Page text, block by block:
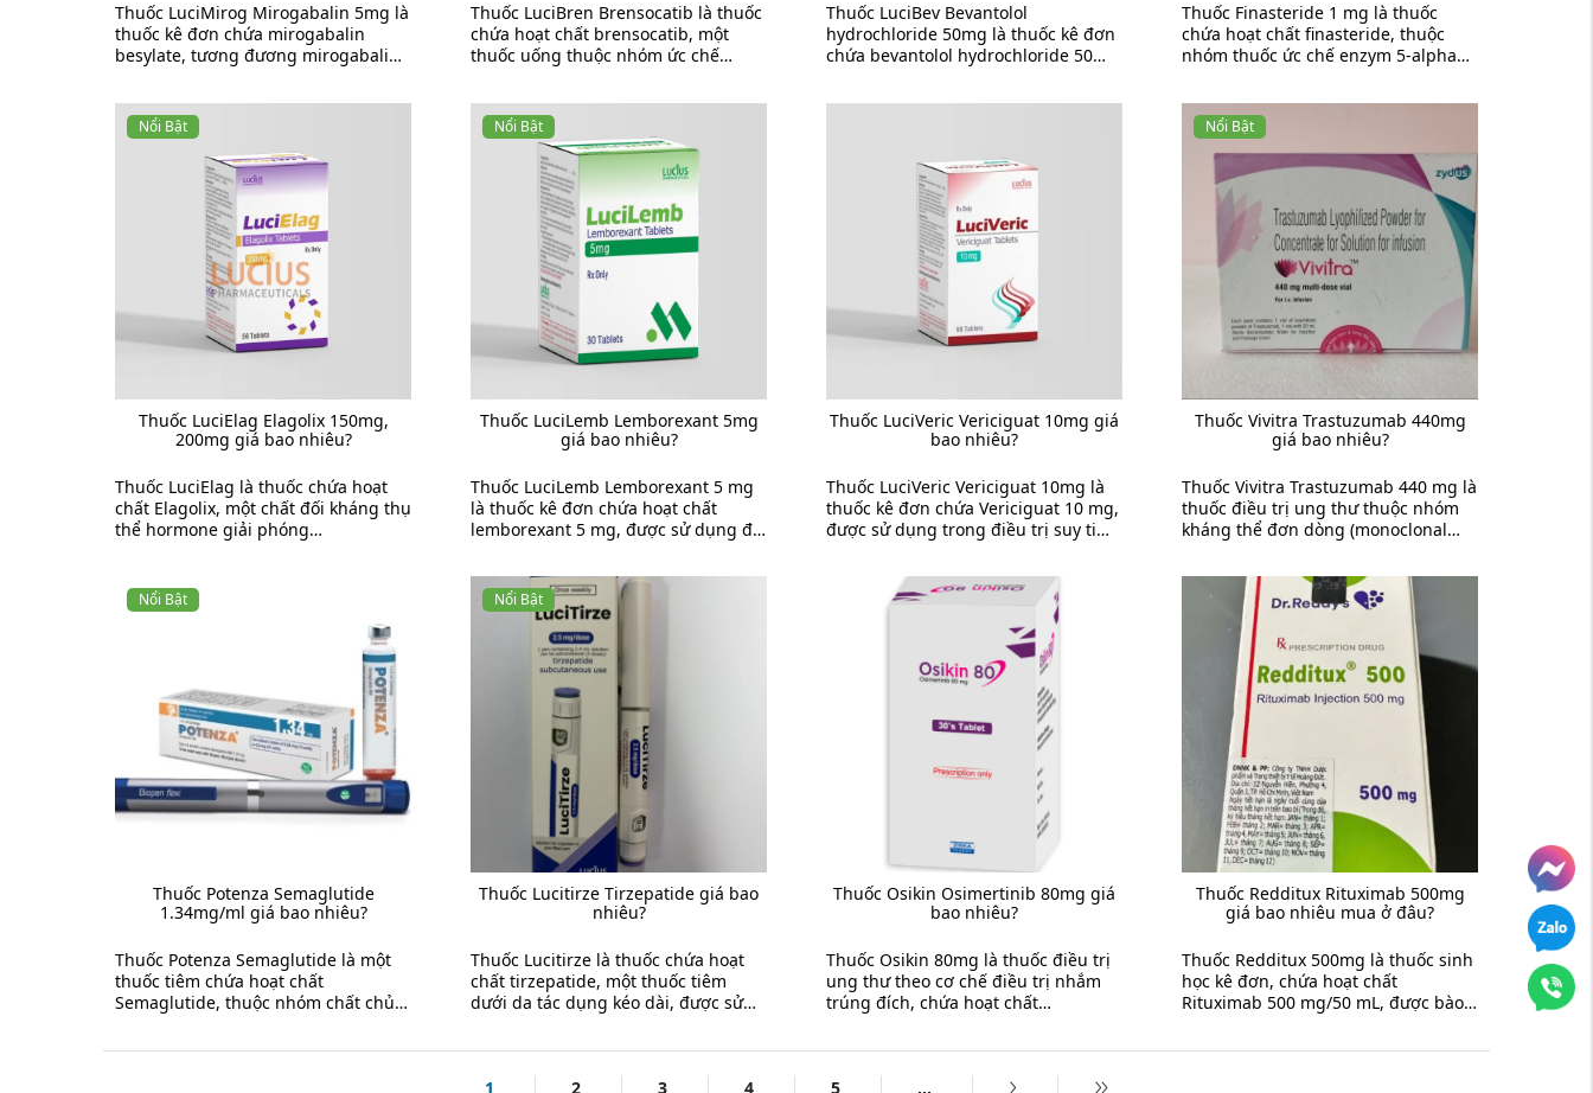
Thuốc LuciMirog Mirogabalin 5mg là
thuốc kê đơn chứa mirogabalin
besylate, tương đương mirogabalin
Thuốc LuciBren Brensocatib là thuốc
chứa hoạt chất brensocatib, một
thuốc uống thuộc nhóm ức chế
hay cathepsin C). ...
Thuốc LuciBev Bevantolol
hydrochloride 50mg là thuốc kê đơn
chứa bevantolol hydrochloride 50
trị tăng huyết áp (tăng ...
Thuốc Finasteride 1 mg là thuốc
chứa hoạt chất finasteride, thuộc
nhóm thuốc ức chế enzym 5-alpha
dụng chủ yếu để điều trị ...
Nổi Bật
Thuốc LuciElag Elagolix 150mg,
200mg giá bao nhiêu?
Thuốc LuciElag là thuốc chứa hoạt
chất Elagolix, một chất đối kháng thụ
thể hormone giải phóng
Nổi Bật
Thuốc LuciLemb Lemborexant 5mg
giá bao nhiêu?
Thuốc LuciLemb Lemborexant 5 mg
là thuốc kê đơn chứa hoạt chất
lemborexant 5 mg, được sử dụng để
thành, đặc biệt ở ...
Thuốc LuciVeric Vericiguat 10mg giá
bao nhiêu?
Thuốc LuciVeric Vericiguat 10mg là
thuốc kê đơn chứa Vericiguat 10 mg,
được sử dụng trong điều trị suy tim
Nổi Bật
Thuốc Vivitra Trastuzumab 440mg
giá bao nhiêu?
Thuốc Vivitra Trastuzumab 440 mg là
thuốc điều trị ung thư thuộc nhóm
kháng thể đơn dòng (monoclonal
Nổi Bật
Thuốc Potenza Semaglutide
1.34mg/ml giá bao nhiêu?
Thuốc Potenza Semaglutide là một
thuốc tiêm chứa hoạt chất
Semaglutide, thuộc nhóm chất chủ
agonist). Thuốc được sử ...
Nổi Bật
Thuốc Lucitirze Tirzepatide giá bao
nhiêu?
Thuốc Lucitirze là thuốc chứa hoạt
chất tirzepatide, một thuốc tiêm
dưới da tác dụng kéo dài, được sử
Thuốc Osikin Osimertinib 80mg giá
bao nhiêu?
Thuốc Osikin 80mg là thuốc điều trị
ung thư theo cơ chế điều trị nhắm
trúng đích, chứa hoạt chất
nhóm ức chế ...
Thuốc Redditux Rituximab 500mg
giá bao nhiêu mua ở đâu?
Thuốc Redditux 500mg là thuốc sinh
học kê đơn, chứa hoạt chất
Rituximab 500 mg/50 mL, được bào
để pha truyền tĩnh ...
1
2 3 4 5 ...